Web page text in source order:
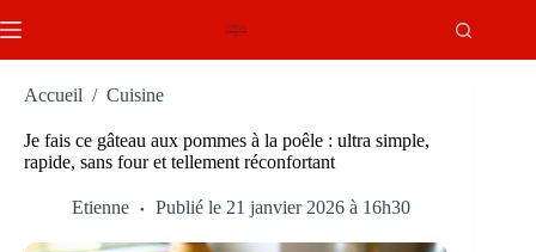
au
Accueil / Cuisine
Je fais ce gâteau aux pommes à la poêle : ultra simple,
rapide, sans four et tellement réconfortant
Etienne Publié le 21 janvier 2026 à 16h30